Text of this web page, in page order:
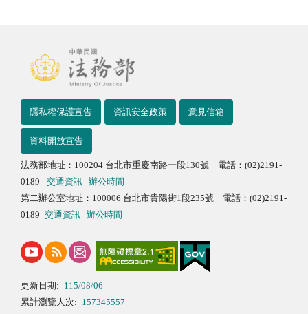
隱私權保護宣告 資訊安全政策 意見信箱
資料開放宣告
法務部地址：100204 台北市重慶南路一段130號 電話：(02)2191-
0189
交通資訊
辦公時間
第二辦公室地址：100006 台北市貴陽街1段235號 電話：(02)2191-
0189 交通資訊 辦公時間
更新日期: 115/08/06
累計瀏覽人次: 157345557